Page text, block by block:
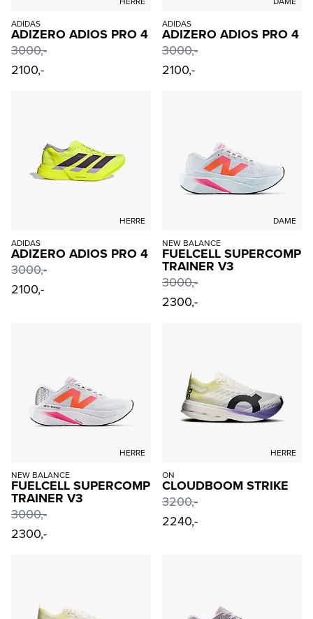
ADIDAS
ADIZERO ADIOS PRO 4
3000,-
2100,-
ADIDAS
ADIZERO ADIOS PRO 4
3000,-
2100,-
HERRE
ADIDAS
ADIZERO ADIOS PRO 4
3000,-
2100,-
DAME
NEW BALANCE
FUELCELL SUPERCOMP
TRAINER V3
3000,-
2300,-
HERRE
NEW BALANCE
FUELCELL SUPERCOMP
TRAINER V3
3000,-
2300,-
HERRE
ON
CLOUDBOOM STRIKE
3200,-
2240,-